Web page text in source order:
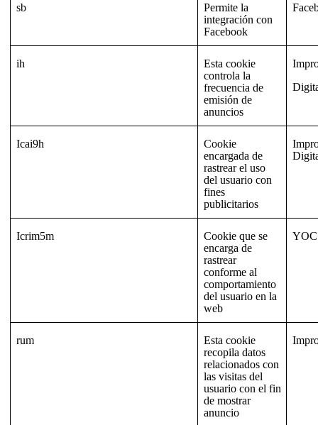
sb
Permite la
integración con
Facebook
ih
Esta cookie
controla la
frecuencia de
emisión de
anuncios
Icai9h
Cookie
encargada de
rastrear el uso
del usuario con
fines
publicitarios
Icrim5m
Cookie que se
encarga de
rastrear
conforme al
comportamiento
del usuario en la
web
YOC
rum
Esta cookie
recopila datos
relacionados con
las visitas del
usuario con el fin
de mostrar
anuncio